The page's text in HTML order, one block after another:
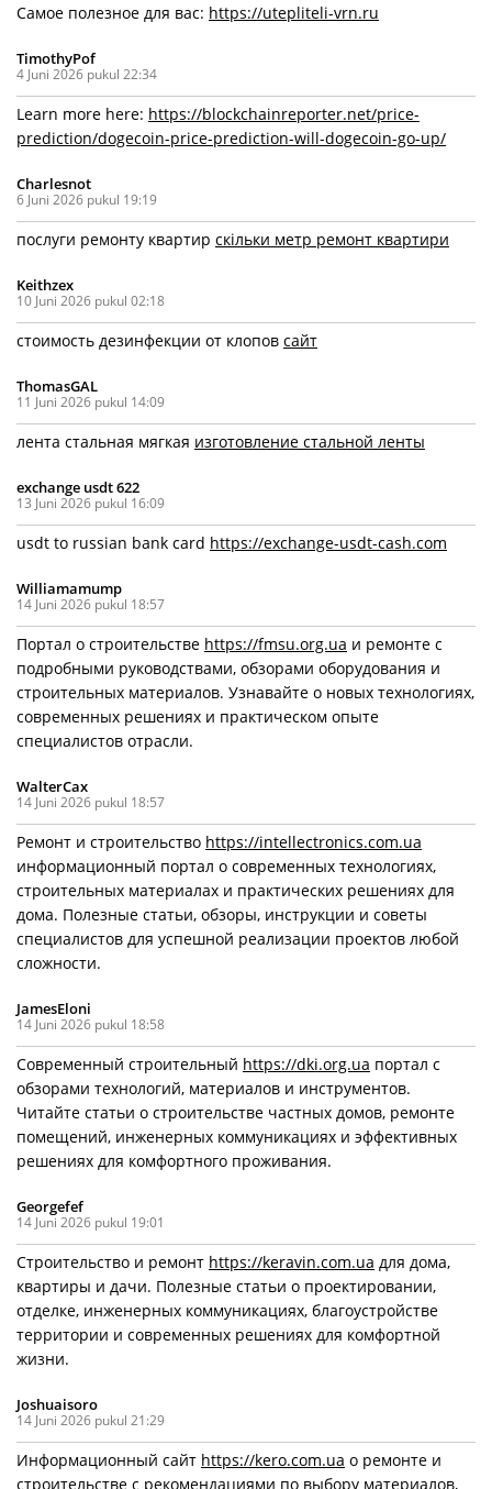
Самое полезное для вас: https://utepliteli-vrn.ru
TimothyPof
4 Juni 2026 pukul 22:34
Learn more here: https://blockchainreporter.net/price-
prediction/dogecoin-price-prediction-will-dogecoin-go-up/
Charlesnot
6 Juni 2026 pukul 19:19
послуги ремонту квартир скільки метр ремонт квартири
Keithzex
10 Juni 2026 pukul 02:18
стоимость дезинфекции от клопов сайт
ThomasGAL
11 Juni 2026 pukul 14:09
лента стальная мягкая изготовление стальной ленты
exchange usdt 622
13 Juni 2026 pukul 16:09
usdt to russian bank card https://exchange-usdt-cash.com
Williamamump
14 Juni 2026 pukul 18:57
Портал о строительстве https://fmsu.org.ua и ремонте с
подробными руководствами, обзорами оборудования и
строительных материалов. Узнавайте о новых технологиях,
современных решениях и практическом опыте
специалистов отрасли.
WalterCax
14 Juni 2026 pukul 18:57
Ремонт и строительство https://intellectronics.com.ua
информационный портал о современных технологиях,
строительных материалах и практических решениях для
дома. Полезные статьи, обзоры, инструкции и советы
специалистов для успешной реализации проектов любой
сложности.
JamesEloni
14 Juni 2026 pukul 18:58
Современный строительный https://dki.org.ua портал с
обзорами технологий, материалов и инструментов.
Читайте статьи о строительстве частных домов, ремонте
помещений, инженерных коммуникациях и эффективных
решениях для комфортного проживания.
Georgefef
14 Juni 2026 pukul 19:01
Строительство и ремонт https://keravin.com.ua для дома,
квартиры и дачи. Полезные статьи о проектировании,
отделке, инженерных коммуникациях, благоустройстве
территории и современных решениях для комфортной
жизни.
Joshuaisoro
14 Juni 2026 pukul 21:29
Информационный сайт https://kero.com.ua о ремонте и
строительстве с рекомендациями по выбору материалов,